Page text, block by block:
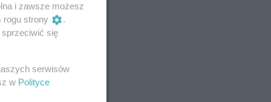
i zawsze możesz
rogu strony
.
się
serwisów
w Polityce